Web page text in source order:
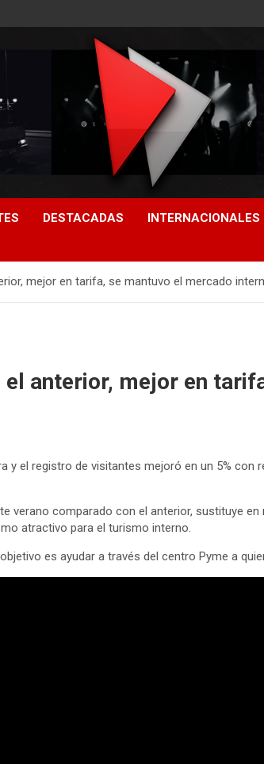
DESTACADAS INTERNACIONALES
mejor en tarifa, se mantuvo el mercado
el anterior, mejor en
y el registro de visitantes mejoró en un 5%
verano comparado con el anterior, sustituye
atractivo para el turismo interno.
es ayudar a través del centro Pyme a